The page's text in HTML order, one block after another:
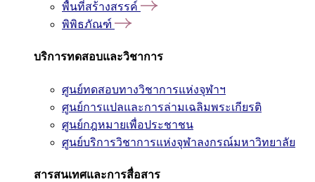
พื้นที่สร้างสรรค์
พิพิธภัณฑ์
บริการทดสอบและวิชาการ
ศูนย์ทดสอบทางวิชาการแห่งจุฬาฯ
ศูนย์การแปลและการล่ามเฉลิมพระเกียรติ
ศูนย์กฎหมายเพื่อประชาชน
ศูนย์บริการวิชาการแห่งจุฬาลงกรณ์มหาวิทยาลัย
สารสนเทศและการสื่อสาร